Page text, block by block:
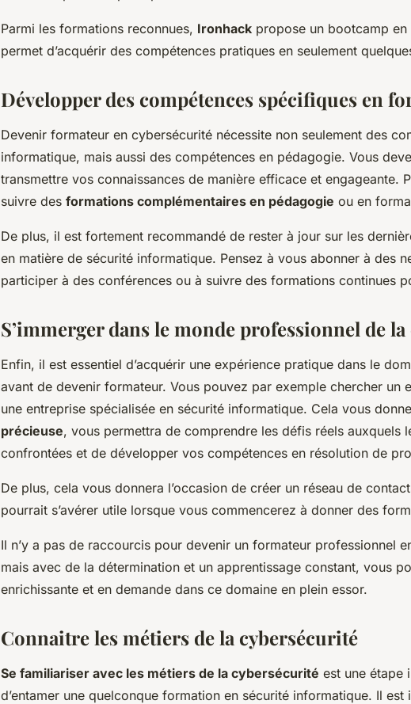
Parmi les formations reconnues, Ironhack propose un bootcamp
permet d’acquérir des compétences pratiques en seulement
Développer des compétences spécifiques en
Devenir formateur en cybersécurité nécessite non seulement des
informatique, mais aussi des compétences en pédagogie. Vous
transmettre vos connaissances de manière efficace et engageante.
suivre des formations complémentaires en pédagogie ou en
De plus, il est fortement recommandé de rester à jour sur les
en matière de sécurité informatique. Pensez à vous abonner à des
participer à des conférences ou à suivre des formations continues
S’immerger dans le monde professionnel de
Enfin, il est essentiel d’acquérir une expérience pratique dans le
avant de devenir formateur. Vous pouvez par exemple chercher un
une entreprise spécialisée en sécurité informatique. Cela vous
précieuse, vous permettra de comprendre les défis réels auxquels
confrontées et de développer vos compétences en résolution de
De plus, cela vous donnera l’occasion de créer un réseau de
pourrait s’avérer utile lorsque vous commencerez à donner des
Il n’y a pas de raccourcis pour devenir un formateur professionnel
mais avec de la détermination et un apprentissage constant, vous
enrichissante et en demande dans ce domaine en plein essor.
Connaitre les métiers de la cybersécurité
Se familiariser avec les métiers de la cybersécurité est une étape
d’entamer une quelconque formation en sécurité informatique. Il